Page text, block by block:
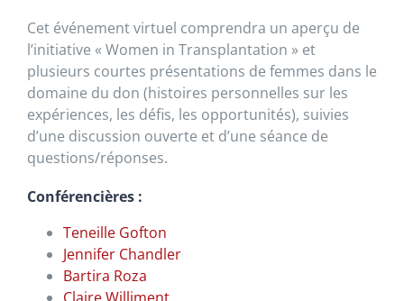
Cet événement virtuel comprendra un aperçu de
l’initiative « Women in Transplantation » et
plusieurs courtes présentations de femmes dans le
domaine du don (histoires personnelles sur les
expériences, les défis, les opportunités), suivies
d’une discussion ouverte et d’une séance de
questions/réponses.
Conférencières :
Teneille Gofton
Jennifer Chandler
Bartira Roza